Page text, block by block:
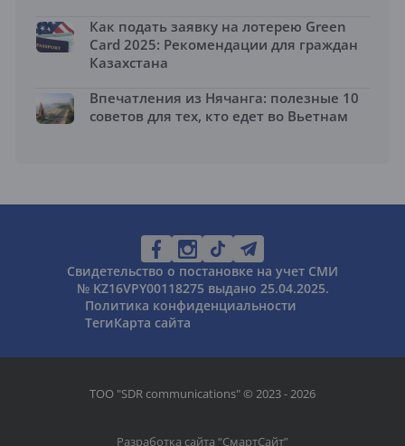
Как подать заявку на лотерею Green
Card 2025: Рекомендации для граждан
Казахстана
Впечатления из Нячанга: полезные 10
советов для тех, кто едет во Вьетнам
Свидетельство о постановке на учет СМИ
№ KZ16VPY00118275 выдано 25.04.2025.
Политика конфиденциальности
ТегиКарта сайта
ТОО "SDR communications" © 2023 - 2026
Разработка сайта “СмартСайт”